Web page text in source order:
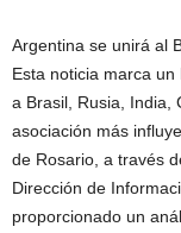
Argentina se unirá al
Esta noticia marca
a Brasil, Rusia, India,
asociación más
de Rosario, a través
Dirección de
proporcionado un